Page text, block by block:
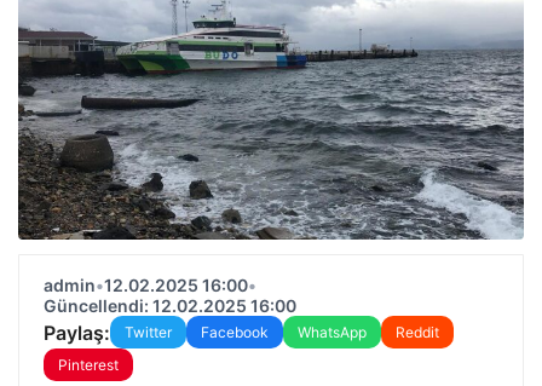
admin•12.02.2025 16:00•
Güncellendi: 12.02.2025 16:00
Paylaş: Twitter Facebook WhatsApp
Reddit
Pinterest